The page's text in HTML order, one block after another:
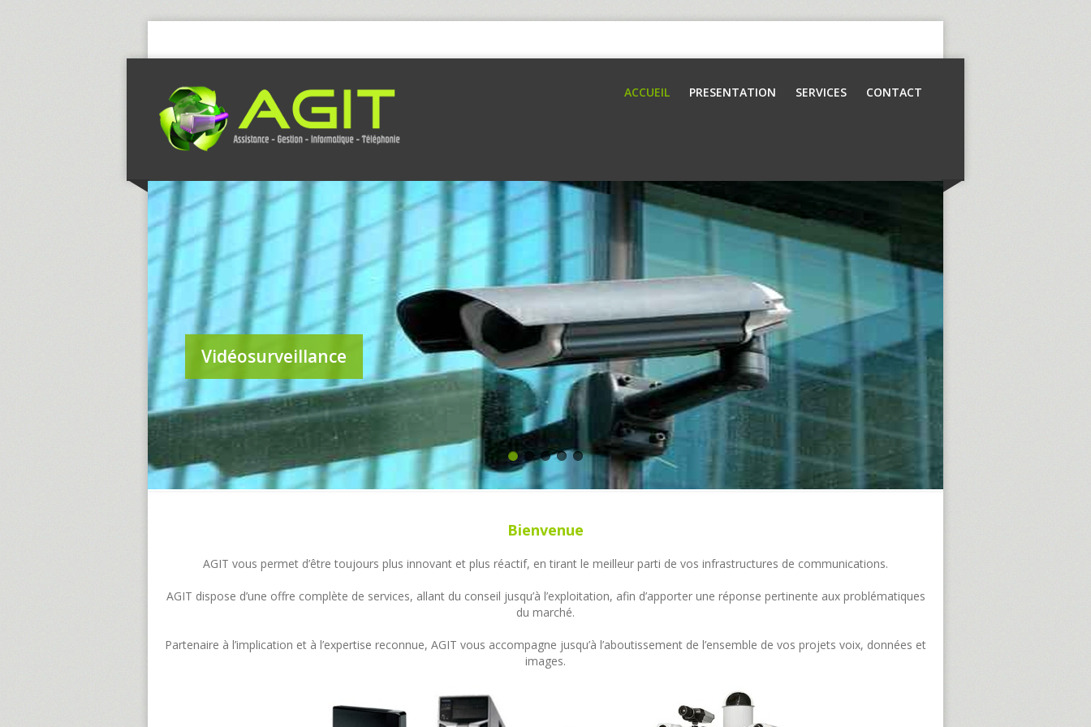
ACCUEIL PRESENTATION SERVICES CONTACT
Vidéosurveillance
Bienvenue
AGIT vous permet d’être toujours plus innovant et plus réactif, en tirant le meilleur parti de vos infrastructures de communications.
AGIT dispose d’une offre complète de services, allant du conseil jusqu’à l’exploitation, afin d’apporter une réponse pertinente aux problématiques
du marché.
Partenaire à l’implication et à l’expertise reconnue, AGIT vous accompagne jusqu’à l’aboutissement de l’ensemble de vos projets voix, données et
images.